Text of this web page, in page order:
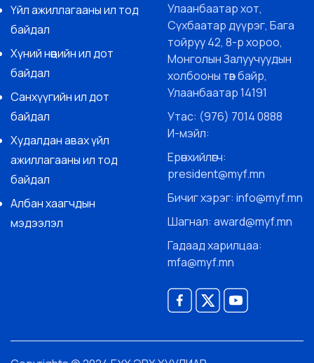
Үйл ажиллагааны ил тод
байдал
Хүний нөөцийн ил дот
байдал
Санхүүгийн ил дот
байдал
Худалдан авах үйл
ажиллагааны ил тод
байдал
Албан хаагчдын
мэдээлэл
Улаанбаатар хот,
Сүхбаатар дүүрэг, Бага
тойруу 42, 8-р хороо,
Монголын Залуучуудын
холбооны төв байр,
Улаанбаатар 14191
Утас: (976) 7014 0888
И-мэйл:
Ерөнхийлөгч:
president@myf.mn
Бичиг хэрэг: info@myf.mn
Шагнал: award@myf.mn
Гадаад харилцаа:
mfa@myf.mn